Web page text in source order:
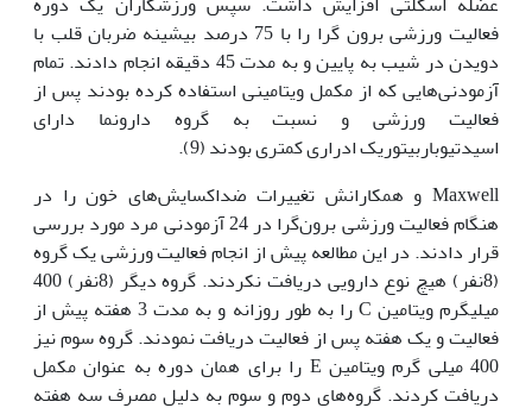
فعالیت ورزشی برون گرا را با 75 درصد بیشینه ضربان قلب با
دویدن در شیب به پایین و به مدت 45 دقیقه انجام دادند. تمام
آزمودنی‌هایی که از مکمل ویتامینی استفاده کرده بودند پس از
فعالیت ورزشی و نسبت به گروه دارونما دارای
اسید‌تیوباربیتوریک ادراری کمتری بودند (9).
Maxwell و همکارانش تغییرات ضداکسایش‌های خون را در
هنگام فعالیت ورزشی برون‌گرا در 24 آزمودنی مرد مورد بررسی
قرار دادند. در این مطالعه پیش از انجام فعالیت ورزشی یک گروه
(8نفر) هیچ نوع دارویی دریافت نکردند. گروه دیگر (8نفر) 400
میلی‏گرم ویتامین C را به طور روزانه و به مدت 3 هفته پیش از
فعالیت و یک هفته پس از فعالیت دریافت نمودند. گروه سوم نیز
400 میلی گرم ویتامین E را برای همان دوره به عنوان مکمل
دریافت کردند. گروه‌های دوم و سوم به دلیل مصرف سه هفته